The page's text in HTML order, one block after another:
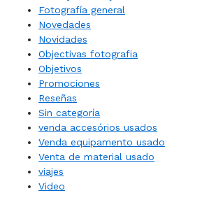
Fotografía general
Novedades
Novidades
Objectivas fotografia
Objetivos
Promociones
Reseñas
Sin categoría
venda accesórios usados
Venda equipamento usado
Venta de material usado
viajes
Video